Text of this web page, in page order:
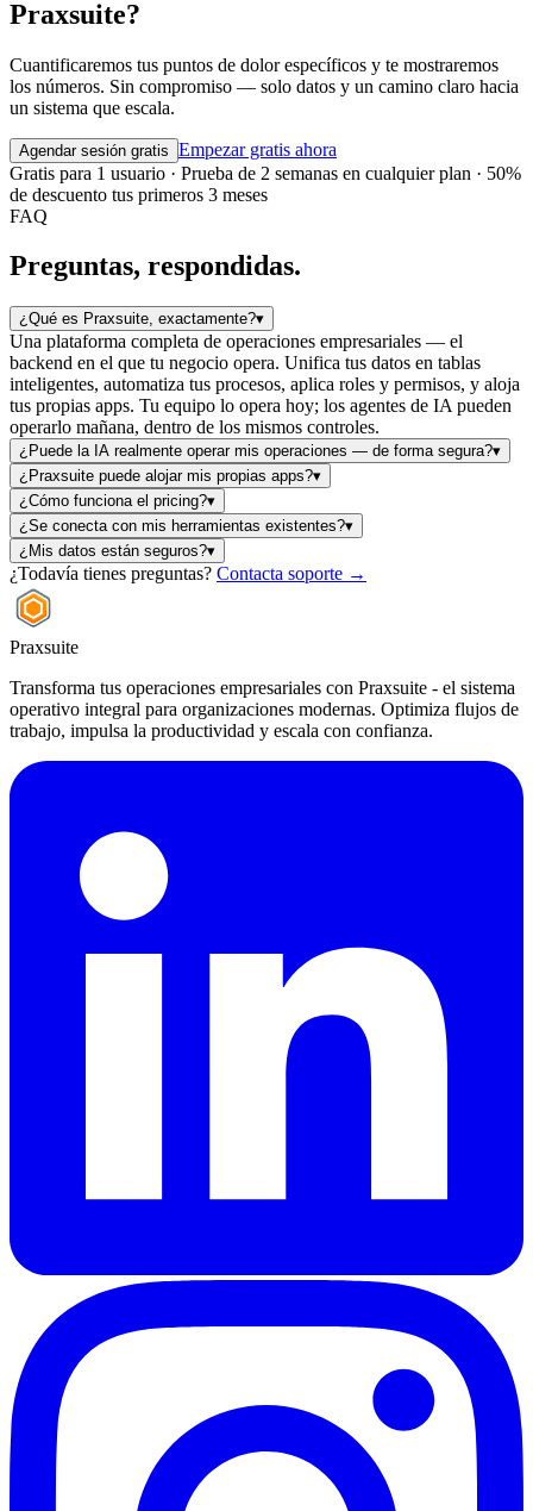
Praxsuite?
Cuantificaremos tus puntos de dolor específicos y te mostraremos
los números. Sin compromiso — solo datos y un camino claro hacia
un sistema que escala.
Agendar sesión gratis Empezar gratis ahora
Gratis para 1 usuario · Prueba de 2 semanas en cualquier plan · 50%
de descuento tus primeros 3 meses
FAQ
Preguntas, respondidas.
¿Qué es Praxsuite, exactamente?▾
Una plataforma completa de operaciones empresariales — el
backend en el que tu negocio opera. Unifica tus datos en tablas
inteligentes, automatiza tus procesos, aplica roles y permisos, y aloja
tus propias apps. Tu equipo lo opera hoy; los agentes de IA pueden
operarlo mañana, dentro de los mismos controles.
¿Puede la IA realmente operar mis operaciones — de forma segura?▾
¿Praxsuite puede alojar mis propias apps?▾
¿Cómo funciona el pricing?▾
¿Se conecta con mis herramientas existentes?▾
¿Mis datos están seguros?▾
¿Todavía tienes preguntas? Contacta soporte →
Praxsuite
Transforma tus operaciones empresariales con Praxsuite - el sistema
operativo integral para organizaciones modernas. Optimiza flujos de
trabajo, impulsa la productividad y escala con confianza.